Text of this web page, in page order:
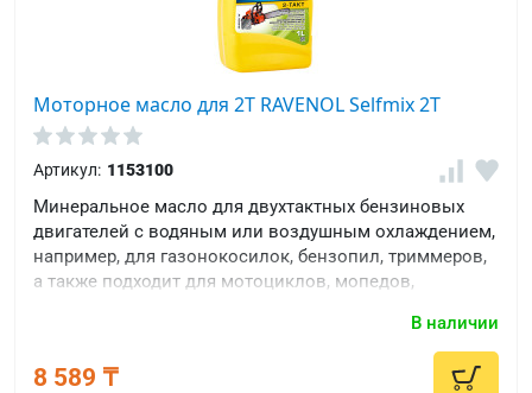
Моторное масло для 2T RAVENOL Selfmix 2T
Артикул: 1153100
Минеральное масло для двухтактных бензиновых
двигателей с водяным или воздушным охлаждением,
например, для газонокосилок, бензопил, триммеров,
а также подходит для мотоциклов, мопедов,
бензина. Стабильное поведение в тяжёлых городских
В наличии
8 589 ₸